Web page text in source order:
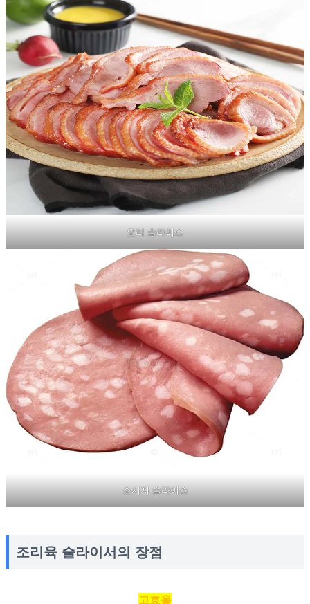
오리 슬라이스
소시지 슬라이스
조리육 슬라이서의 장점
고효율